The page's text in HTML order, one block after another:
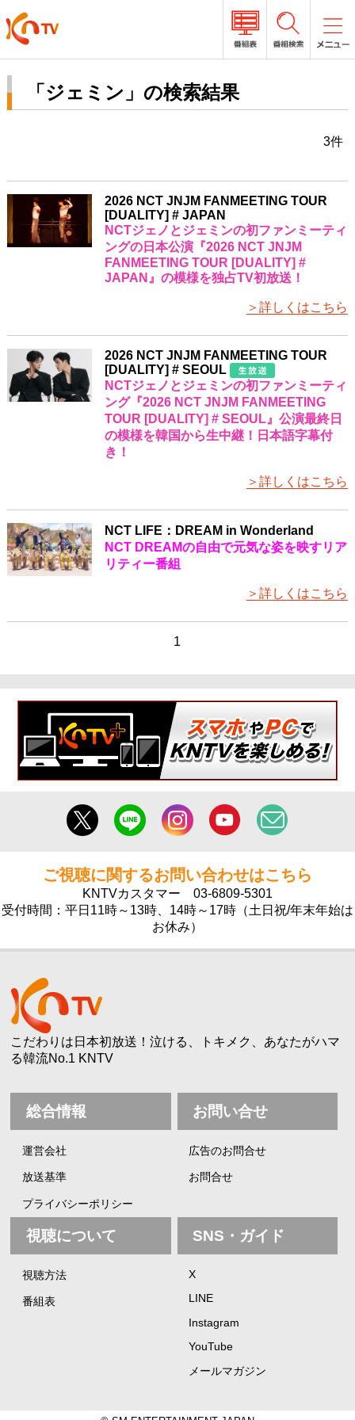
「ジェミン」の検索結果
3件
2026 NCT JNJM FANMEETING TOUR
[DUALITY] # JAPAN
NCTジェノとジェミンの初ファンミーティ
ングの日本公演『2026 NCT JNJM
FANMEETING TOUR [DUALITY] #
JAPAN』の模様を独占TV初放送！
＞詳しくはこちら
2026 NCT JNJM FANMEETING TOUR
[DUALITY] # SEOUL
NCTジェノとジェミンの初ファンミーティ
ング『2026 NCT JNJM FANMEETING
TOUR [DUALITY] # SEOUL』公演最終日
の模様を韓国から生中継！日本語字幕付
き！
＞詳しくはこちら
NCT LIFE：DREAM in Wonderland
NCT DREAMの自由で元気な姿を映すリア
リティー番組
＞詳しくはこちら
1
ご視聴に関するお問い合わせはこちら
KNTVカスタマー 03-6809-5301
受付時間：平日11時～13時、14時～17時（土日祝/年末年始は
お休み）
こだわりは日本初放送！泣ける、トキメク、あなたがハマ
る韓流No.1 KNTV
総合情報
運営会社
放送基準
プライバシーポリシー
お問い合せ
広告のお問合せ
お問合せ
視聴について
視聴方法
番組表
SNS・ガイド
X
LINE
Instagram
YouTube
メールマガジン